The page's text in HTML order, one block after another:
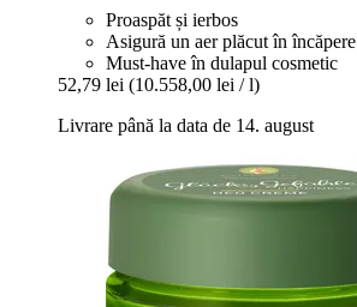
Proaspăt și ierbos
Asigură un aer plăcut în încăpere
Must-have în dulapul cosmetic
52,79 lei (10.558,00 lei / l)
Livrare până la data de 14. august